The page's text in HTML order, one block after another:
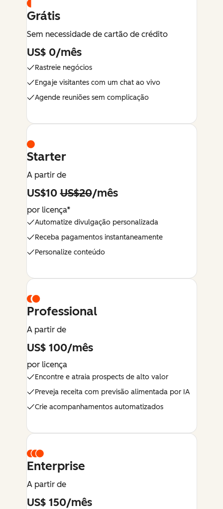
Grátis
Sem necessidade de cartão de crédito
US$ 0/mês
Rastreie negócios
Engaje visitantes com um chat ao vivo
Agende reuniões sem complicação
Starter
A partir de
US$10US$20/mês
por licença*
Automatize divulgação personalizada
Receba pagamentos instantaneamente
Personalize conteúdo
Professional
A partir de
US$ 100/mês
por licença
Encontre e atraia prospects de alto valor
Preveja receita com previsão alimentada por IA
Crie acompanhamentos automatizados
Enterprise
A partir de
US$ 150/mês